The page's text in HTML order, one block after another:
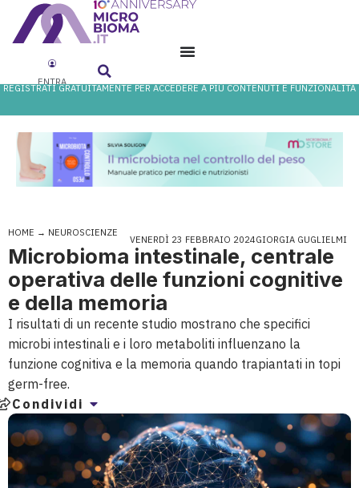
ENTRA
REGISTRATI GRATUITAMENTE PER ACCEDERE A PIÙ CONTENUTI E FUNZIONALITÀ
HOME → NEUROSCIENZE
VENERDÌ 23 FEBBRAIO 2024GIORGIA GUGLIELMI
Microbioma intestinale, centrale
operativa delle funzioni cognitive
e della memoria
I risultati di un recente studio mostrano che specifici
microbi intestinali e i loro metaboliti influenzano la
funzione cognitiva e la memoria quando trapiantati in topi
germ-free.
Condividi